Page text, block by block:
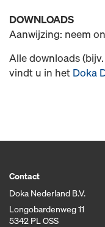
DOWNLOADS
Aanwijzing: neem
Alle downloads
vindt u in het Doka
Contact
Doka Nederland B.V.
Longobardenweg 11
5342 PL OSS